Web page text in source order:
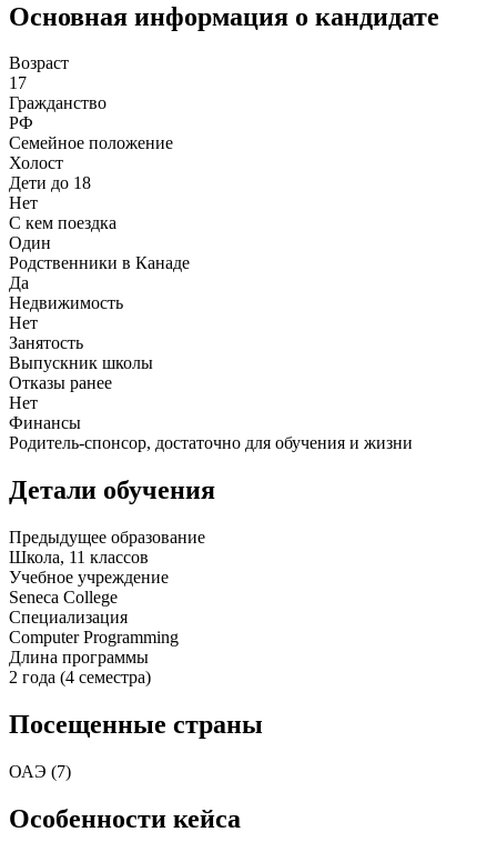
Основная информация о кандидате
Возраст
17
Гражданство
РФ
Семейное положение
Холост
Дети до 18
Нет
С кем поездка
Один
Родственники в Канаде
Да
Недвижимость
Нет
Занятость
Выпускник школы
Отказы ранее
Нет
Финансы
Родитель-спонсор, достаточно для обучения и жизни
Детали обучения
Предыдущее образование
Школа, 11 классов
Учебное учреждение
Seneca College
Специализация
Computer Programming
Длина программы
2 года (4 семестра)
Посещенные страны
ОАЭ (7)
Особенности кейса